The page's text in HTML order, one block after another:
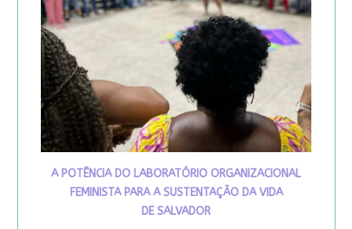
A POTÊNCIA DO LABORATÓRIO ORGANIZACIONAL
FEMINISTA PARA A SUSTENTAÇÃO DA VIDA
DE SALVADOR